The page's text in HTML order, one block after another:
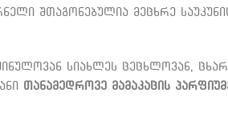
შთაგონებულია მეცხრე
სიახლეს ცეცხლოვან,
თანამედროვე მამაკაცის